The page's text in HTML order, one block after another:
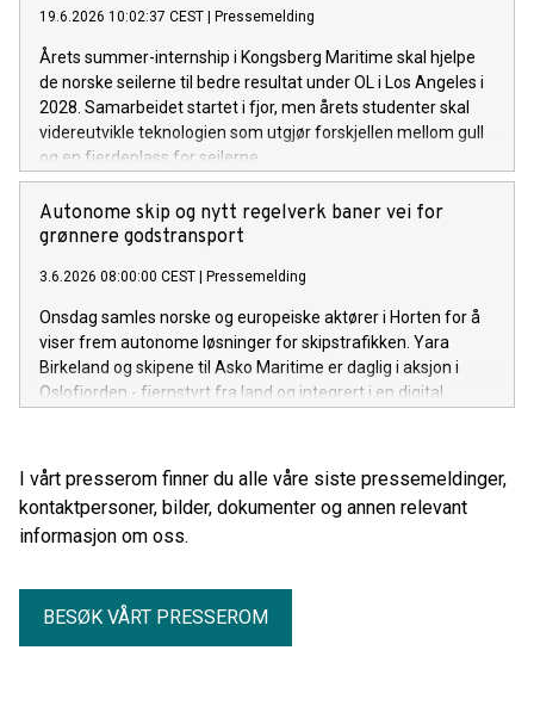
19.6.2026 10:02:37 CEST | Pressemelding
Årets summer-internship i Kongsberg Maritime skal hjelpe
de norske seilerne til bedre resultat under OL i Los Angeles i
2028. Samarbeidet startet i fjor, men årets studenter skal
videreutvikle teknologien som utgjør forskjellen mellom gull
og en fjerdeplass for seilerne.
Autonome skip og nytt regelverk baner vei for
grønnere godstransport
3.6.2026 08:00:00 CEST | Pressemelding
Onsdag samles norske og europeiske aktører i Horten for å
viser frem autonome løsninger for skipstrafikken. Yara
Birkeland og skipene til Asko Maritime er daglig i aksjon i
Oslofjorden - fjernstyrt fra land og integrert i en digital
Kongsberg Maritime Bjørn Jalving.
I vårt presserom finner du alle våre siste pressemeldinger,
kontaktpersoner, bilder, dokumenter og annen relevant
informasjon om oss.
BESØK VÅRT PRESSEROM